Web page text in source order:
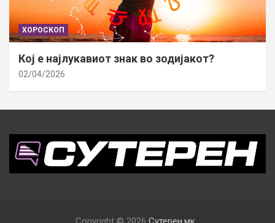
ХОРОСКОП
Кој е најлукавиот знак во зодијакот?
02/04/2026